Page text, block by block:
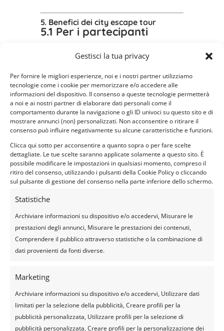
Gestisci la tua privacy
Per fornire le migliori esperienze, noi e i nostri partner utilizziamo
tecnologie come i cookie per memorizzare e/o accedere alle
informazioni del dispositivo. Il consenso a queste tecnologie permetterà
a noi e ai nostri partner di elaborare dati personali come il
comportamento durante la navigazione o gli ID univoci su questo sito e di
mostrare annunci (non) personalizzati. Non acconsentire o ritirare il
consenso può influire negativamente su alcune caratteristiche e funzioni.
Clicca qui sotto per acconsentire a quanto sopra o per fare scelte
dettagliate. Le tue scelte saranno applicate solamente a questo sito. È
possibile modificare le impostazioni in qualsiasi momento, compreso il
ritiro del consenso, utilizzando i pulsanti della Cookie Policy o cliccando
sul pulsante di gestione del consenso nella parte inferiore dello schermo.
Statistiche
Archiviare informazioni su dispositivo e/o accedervi, Misurare le
prestazioni degli annunci, Misurare le prestazioni dei contenuti,
Comprendere il pubblico attraverso statistiche o la combinazione di
dati provenienti da fonti diverse.
Marketing
Archiviare informazioni su dispositivo e/o accedervi, Utilizzare dati
limitati per la selezione della pubblicità, Creare profili per la
pubblicità personalizzata, Utilizzare profili per la selezione di
pubblicità personalizzata, Creare profili per la personalizzazione dei
5. Benefici dei city escape tour
5.1 Per i partecipanti
problem solving.
Favoriscono la socializzazione
e la complicità.
Offrono un’esperienza unica e
memorabile.
5.2 Per i gruppi aziendali
Migliorano la comunicazione e il
lavoro di squadra.
Incentivano la motivazione e
per obiettivi specifici di team
building.
5.3 Per la città e il
Promuovono il turismo locale e
il commercio.
Valorizzano luoghi meno
conosciuti e nascosti.